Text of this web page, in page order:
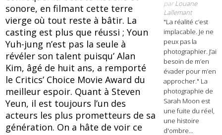
sonore, en filmant cette terre
vierge où tout reste à bâtir. La
casting est plus que réussi ; Youn
Yuh-jung n’est pas la seule à
révéler son talent puisqu’ Alan
Kim, âgé de huit ans, a remporté
le Critics’ Choice Movie Award du
meilleur espoir. Quant à Steven
Yeun, il est toujours l’un des
acteurs les plus prometteurs de sa
génération. On a hâte de voir ce
parLouane
Lallemant
"La réalité c’est
implacable. Je ne
peux pas la
photographier. J’ai
besoin de m’en
évader pour m’en
approcher." La
photographie de
Sarah Moon est
une fuite du réel,
une histoire
d'ombre...